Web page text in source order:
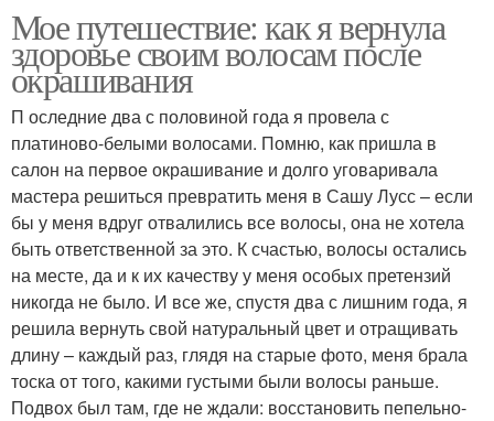
Мое путешествие: как я вернула
здоровье своим волосам после
окрашивания
П оследние два с половиной года я провела с
платиново-белыми волосами. Помню, как пришла в
салон на первое окрашивание и долго уговаривала
мастера решиться превратить меня в Сашу Лусс – если
бы у меня вдруг отвалились все волосы, она не хотела
быть ответственной за это. К счастью, волосы остались
на месте, да и к их качеству у меня особых претензий
никогда не было. И все же, спустя два с лишним года, я
решила вернуть свой натуральный цвет и отращивать
длину – каждый раз, глядя на старые фото, меня брала
тоска от того, какими густыми были волосы раньше.
Подвох был там, где не ждали: восстановить пепельно-